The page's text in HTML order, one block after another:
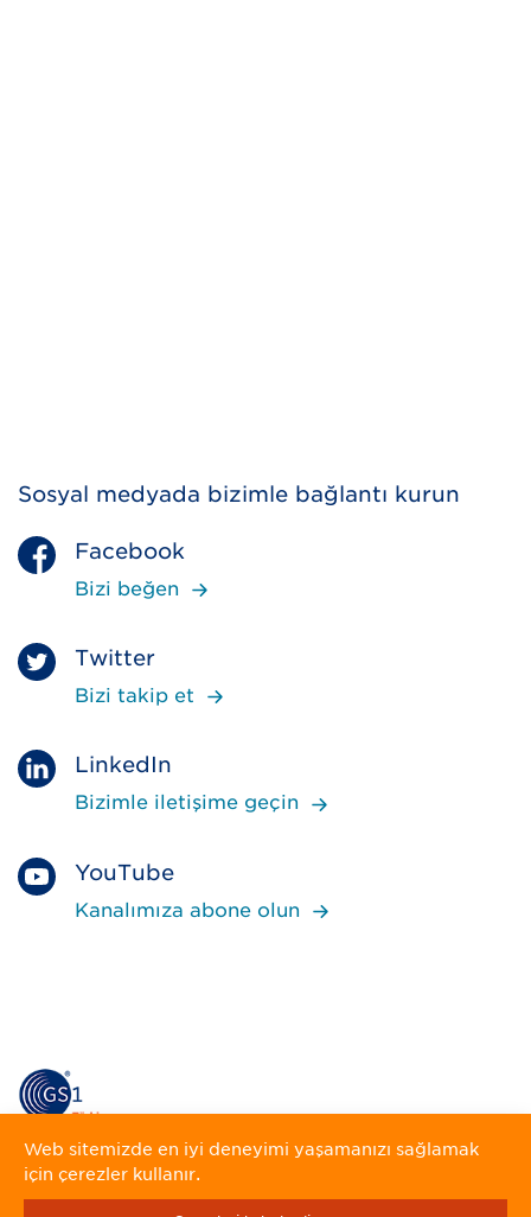
Sosyal medyada bizimle bağlantı kurun
Facebook
Bizi beğen
Twitter
Bizi takip et
LinkedIn
Bizimle iletişime geçin
YouTube
Kanalımıza abone olun
Web sitemizde en iyi deneyimi yaşamanızı sağlamak
için çerezler kullanır.